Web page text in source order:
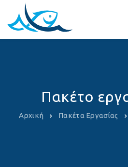
Πακέτο
Αρχική Πακέτα Εργασίας